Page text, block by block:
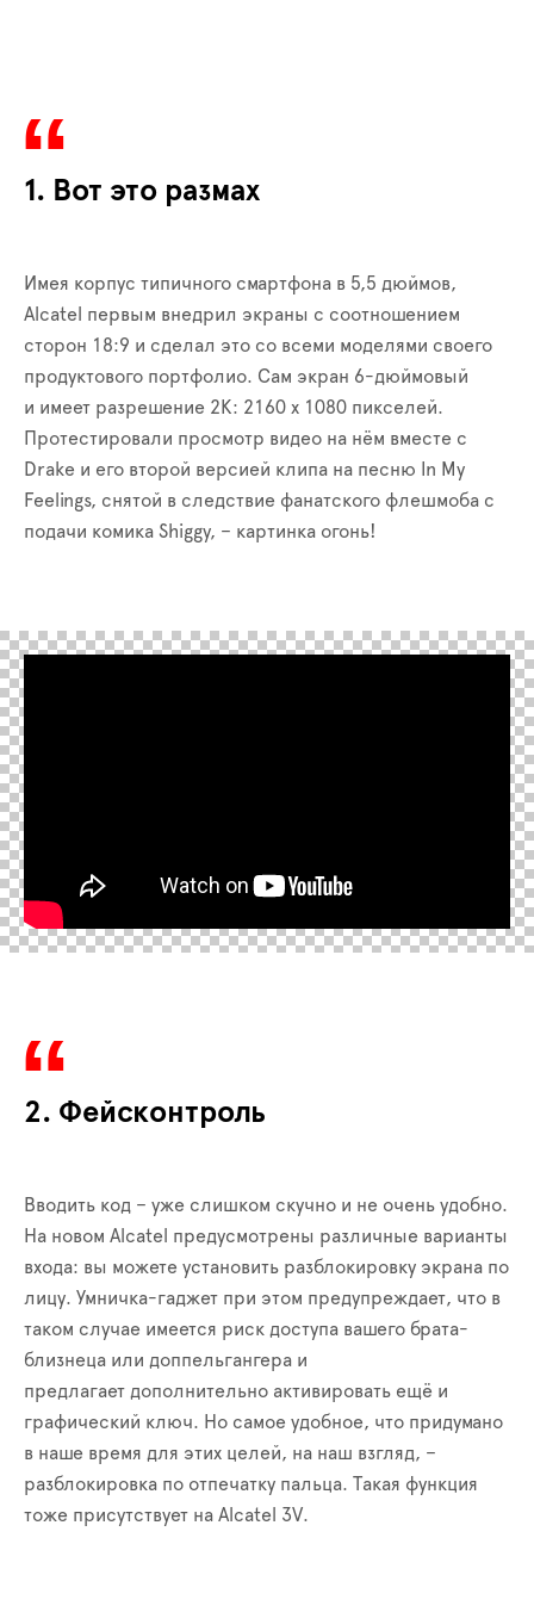
1. Вот это размах
Имея корпус типичного смартфона в 5,5 дюймов,
Alcatel первым внедрил экраны с соотношением
сторон 18:9 и сделал это со всеми моделями своего
продуктового портфолио. Сам экран 6-дюймовый
и имеет разрешение 2К: 2160 х 1080 пикселей.
Протестировали просмотр видео на нём вместе с
Drake и его второй версией клипа на песню In My
Feelings, снятой в следствие фанатского флешмоба с
подачи комика Shiggy, – картинка огонь!
2. Фейсконтроль
Вводить код – уже слишком скучно и не очень удобно.
На новом Alcatel предусмотрены различные варианты
входа: вы можете установить разблокировку экрана по
лицу. Умничка-гаджет при этом предупреждает, что в
таком случае имеется риск доступа вашего брата-
близнеца или доппельгангера и
предлагает дополнительно активировать ещё и
графический ключ. Но самое удобное, что придумано
в наше время для этих целей, на наш взгляд, –
разблокировка по отпечатку пальца. Такая функция
тоже присутствует на Alcatel 3V.